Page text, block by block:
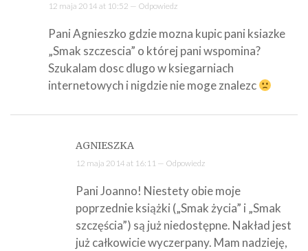
12 maja 2014 at 10:52 — Odpowiedz
Pani Agnieszko gdzie mozna kupic pani ksiazke
„Smak szczescia” o której pani wspomina?
Szukalam dosc dlugo w ksiegarniach
internetowych i nigdzie nie moge znalezc
AGNIESZKA
12 maja 2014 at 16:11 — Odpowiedz
Pani Joanno! Niestety obie moje
poprzednie książki („Smak życia” i „Smak
szczęścia”) są już niedostępne. Nakład jest
już całkowicie wyczerpany. Mam nadzieję,